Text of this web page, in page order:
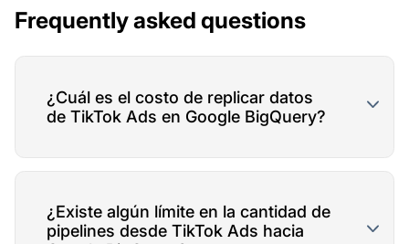
Frequently asked questions
¿Cuál es el costo de replicar datos
de TikTok Ads en Google BigQuery?
¿Existe algún límite en la cantidad de
pipelines desde TikTok Ads hacia